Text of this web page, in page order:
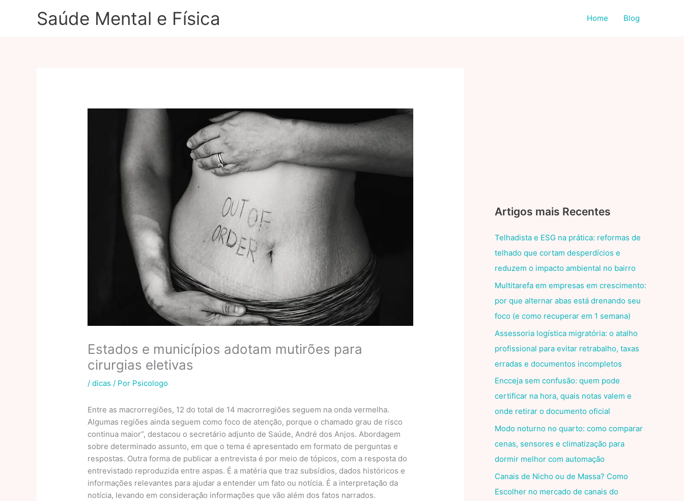
Saúde Mental e Física Home Blog
Estados e municípios adotam mutirões para
cirurgias eletivas
/dicas / Por Psicologo
Entre as macrorregiões, 12 do total de 14 macrorregiões seguem na onda vermelha.
Algumas regiões ainda seguem como foco de atenção, porque o chamado grau de risco
continua maior’’, destacou o secretário adjunto de Saúde, André dos Anjos. Abordagem
sobre determinado assunto, em que o tema é apresentado em formato de perguntas e
respostas. Outra forma de publicar a entrevista é por meio de tópicos, com a resposta do
entrevistado reproduzida entre aspas. É a matéria que traz subsídios, dados históricos e
informações relevantes para ajudar a entender um fato ou notícia. É a interpretação da
notícia, levando em consideração informações que vão além dos fatos narrados.
Artigos mais Recentes
Telhadista e ESG na prática: reformas de
telhado que cortam desperdícios e
reduzem o impacto ambiental no bairro
Multitarefa em empresas em crescimento:
por que alternar abas está drenando seu
foco (e como recuperar em 1 semana)
Assessoria logística migratória: o atalho
profissional para evitar retrabalho, taxas
erradas e documentos incompletos
Encceja sem confusão: quem pode
certificar na hora, quais notas valem e
onde retirar o documento oficial
Modo noturno no quarto: como comparar
cenas, sensores e climatização para
dormir melhor com automação
Canais de Nicho ou de Massa? Como
Escolher no mercado de canais do